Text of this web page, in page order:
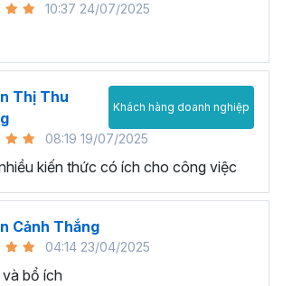
10:37 24/07/2025
Thị Thu
Khách hàng doanh nghiệp
08:19 19/07/2025
kiến thức có ích cho công việc
Cảnh Thắng
04:14 23/04/2025
bổ ích